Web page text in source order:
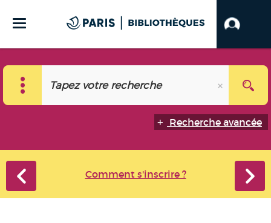
Recherche avancée
Comment s'inscrire ?